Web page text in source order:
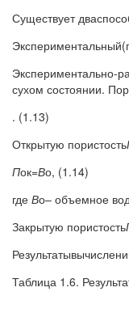
Существует
Экспериментально-
сухом состоянии.
. (1.13)
Открытую пористость
Пок=Во, (1.14)
где Во– объемное
Закрытую пористость
Таблица 1.6.